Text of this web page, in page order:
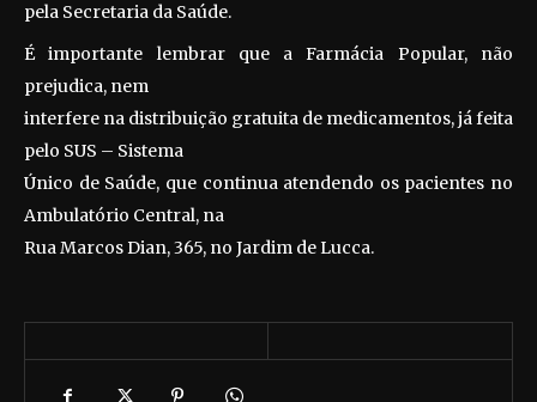
pela Secretaria da Saúde.
É importante lembrar que a Farmácia Popular, não
prejudica, nem
interfere na distribuição gratuita de medicamentos, já feita
pelo SUS – Sistema
Único de Saúde, que continua atendendo os pacientes no
Ambulatório Central, na
Rua Marcos Dian, 365, no Jardim de Lucca.